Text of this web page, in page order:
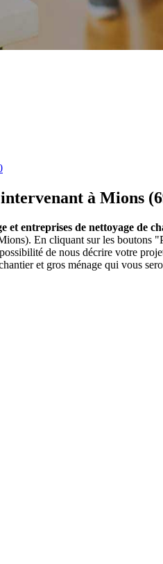
à Mions
et entreprises de nettoyage de
En cliquant sur les
de nous décrire votre
et gros ménage qui vous